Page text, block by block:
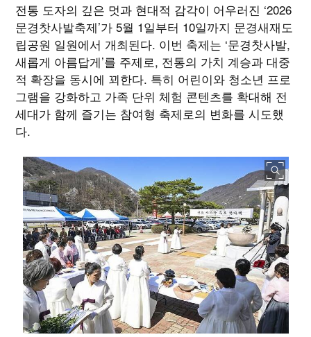
전통 도자의 깊은 멋과 현대적 감각이 어우러진 ‘2026
문경찻사발축제’가 5월 1일부터 10일까지 문경새재도
립공원 일원에서 개최된다. 이번 축제는 ‘문경찻사발,
새롭게 아름답게’를 주제로, 전통의 가치 계승과 대중
적 확장을 동시에 꾀한다. 특히 어린이와 청소년 프로
그램을 강화하고 가족 단위 체험 콘텐츠를 확대해 전
세대가 함께 즐기는 참여형 축제로의 변화를 시도했
다.